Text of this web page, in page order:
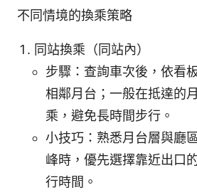
不同情境的換乘策略
同站換乘（同站內）
步驟：查詢車次後，依看
相鄰月台；一般在抵達的
乘，避免長時間步行。
小技巧：熟悉月台層與廳
峰時，優先選擇靠近出口
行時間。